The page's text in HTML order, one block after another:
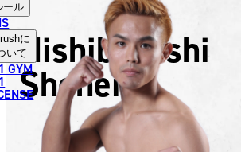
中文（简体）
中文（繁體）
العربية
ール
に
いて
GYMNishibayashi
Shohei